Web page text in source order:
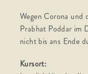
Wegen Corona und
Prabhat Poddar im
nicht bis ans Ende
Kursort: